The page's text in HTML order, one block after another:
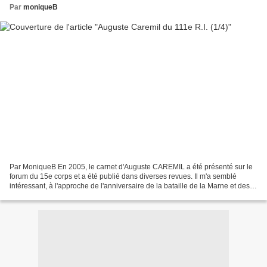
Par moniqueB
Par MoniqueB En 2005, le carnet d'Auguste CAREMIL a été présenté sur le
forum du 15e corps et a été publié dans diverses revues. Il m'a semblé
intéressant, à l'approche de l'anniversaire de la bataille de la Marne et des